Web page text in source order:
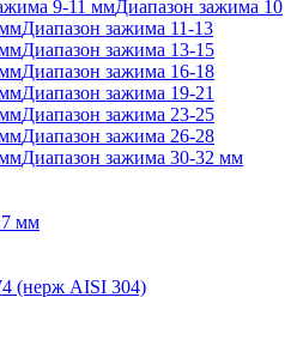
9-11 ммДиапазон зажима 10
Диапазон зажима 11-13
Диапазон зажима 13-15
Диапазон зажима 16-18
Диапазон зажима 19-21
Диапазон зажима 23-25
Диапазон зажима 26-28
Диапазон зажима 30-32 мм
мм
(нерж AISI 304)